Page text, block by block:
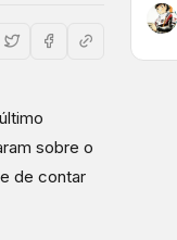
sobre o
de contar